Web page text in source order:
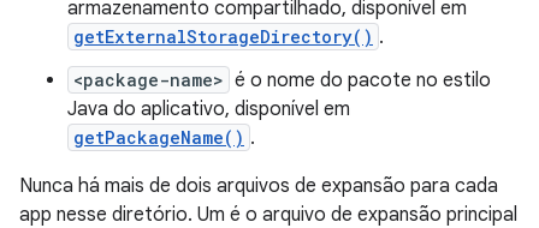
armazenamento compartilhado, disponível em
getExternalStorageDirectory() .
<package-name> é o nome do pacote no estilo
Java do aplicativo, disponível em
getPackageName() .
Nunca há mais de dois arquivos de expansão para cada
app nesse diretório. Um é o arquivo de expansão principal